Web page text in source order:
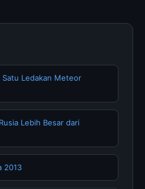
Satu Ledakan Meteor
Lebih Besar dari
2013